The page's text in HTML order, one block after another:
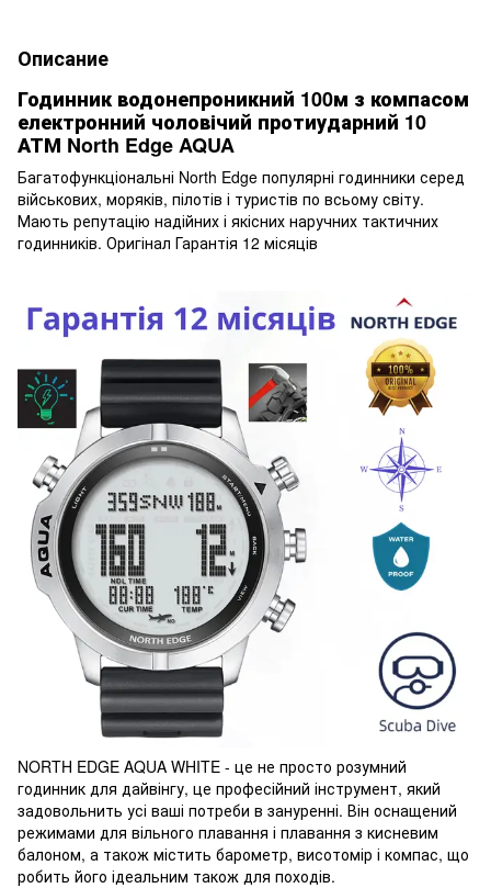
Описание
Годинник водонепроникний 100м з компасом
електронний чоловічий протиударний 10
АТМ North Edge AQUA
Багатофункціональні North Edge популярні годинники серед
військових, моряків, пілотів і туристів по всьому світу.
Мають репутацію надійних і якісних наручних тактичних
годинників. Оригінал Гарантія 12 місяців
NORTH EDGE AQUA WHITE - це не просто розумний
годинник для дайвінгу, це професійний інструмент, який
задовольнить усі ваші потреби в зануренні. Він оснащений
режимами для вільного плавання і плавання з кисневим
балоном, а також містить барометр, висотомір і компас, що
робить його ідеальним також для походів.